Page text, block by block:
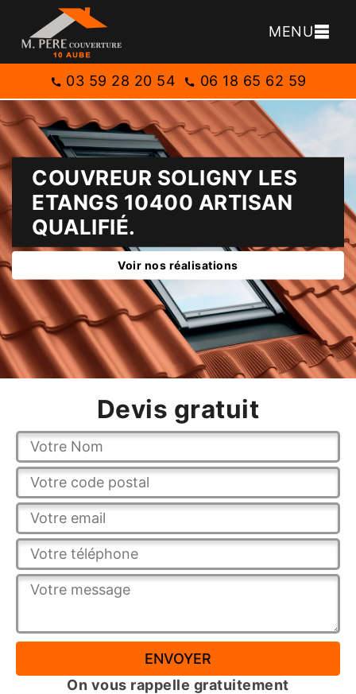
MENU
03 59 28 20 54 06 18 65 62 59
COUVREUR SOLIGNY LES
ETANGS 10400 ARTISAN
QUALIFIÉ.
Voir nos réalisations
Devis gratuit
On vous rappelle gratuitement